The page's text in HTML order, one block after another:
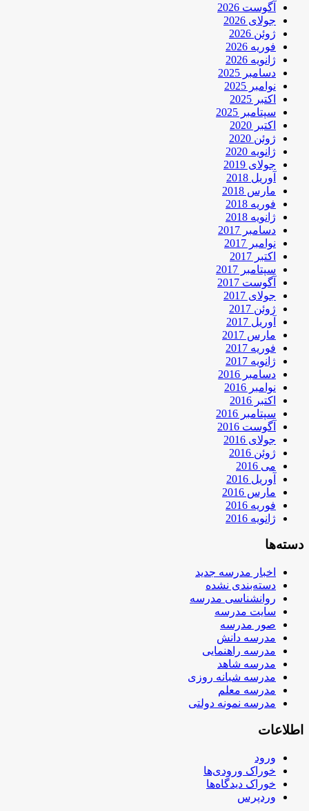
آگوست 2026
جولای 2026
ژوئن 2026
فوریه 2026
ژانویه 2026
دسامبر 2025
نوامبر 2025
اکتبر 2025
سپتامبر 2025
اکتبر 2020
ژوئن 2020
ژانویه 2020
جولای 2019
آوریل 2018
مارس 2018
فوریه 2018
ژانویه 2018
دسامبر 2017
نوامبر 2017
اکتبر 2017
سپتامبر 2017
آگوست 2017
جولای 2017
ژوئن 2017
آوریل 2017
مارس 2017
فوریه 2017
ژانویه 2017
دسامبر 2016
نوامبر 2016
اکتبر 2016
سپتامبر 2016
آگوست 2016
جولای 2016
ژوئن 2016
می 2016
آوریل 2016
مارس 2016
فوریه 2016
ژانویه 2016
دسته‌ها
اخبار مدرسه جدید
دسته‌بندی نشده
روانشناسی مدرسه
سایت مدرسه
صور مدرسه
مدرسه دانش
مدرسه راهنمایی
مدرسه شاهد
مدرسه شبانه روزی
مدرسه معلم
مدرسه نمونه دولتی
اطلاعات
ورود
خوراک ورودی‌ها
خوراک دیدگاه‌ها
وردپرس